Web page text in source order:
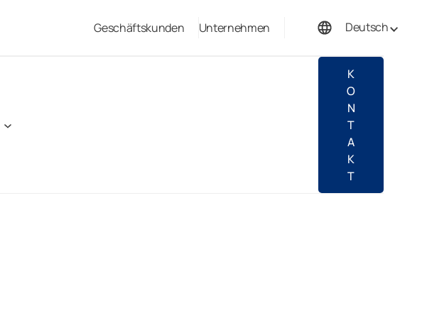
Geschäftskunden Unternehmen
Deutsch
K
O
N
T
A
K
T